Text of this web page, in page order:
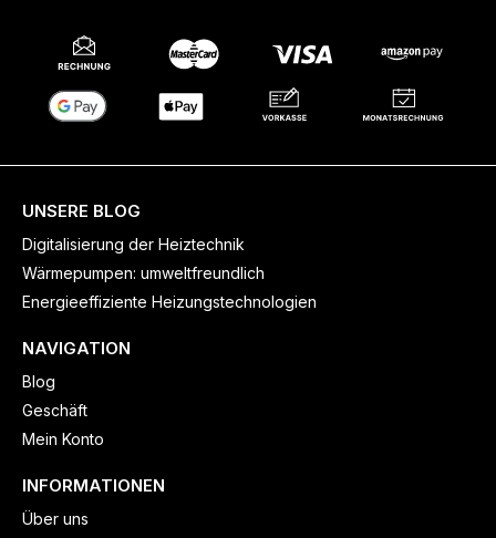
UNSERE BLOG
Digitalisierung der Heiztechnik
Wärmepumpen: umweltfreundlich
Energieeffiziente Heizungstechnologien
NAVIGATION
Blog
Geschäft
Mein Konto
INFORMATIONEN
Über uns